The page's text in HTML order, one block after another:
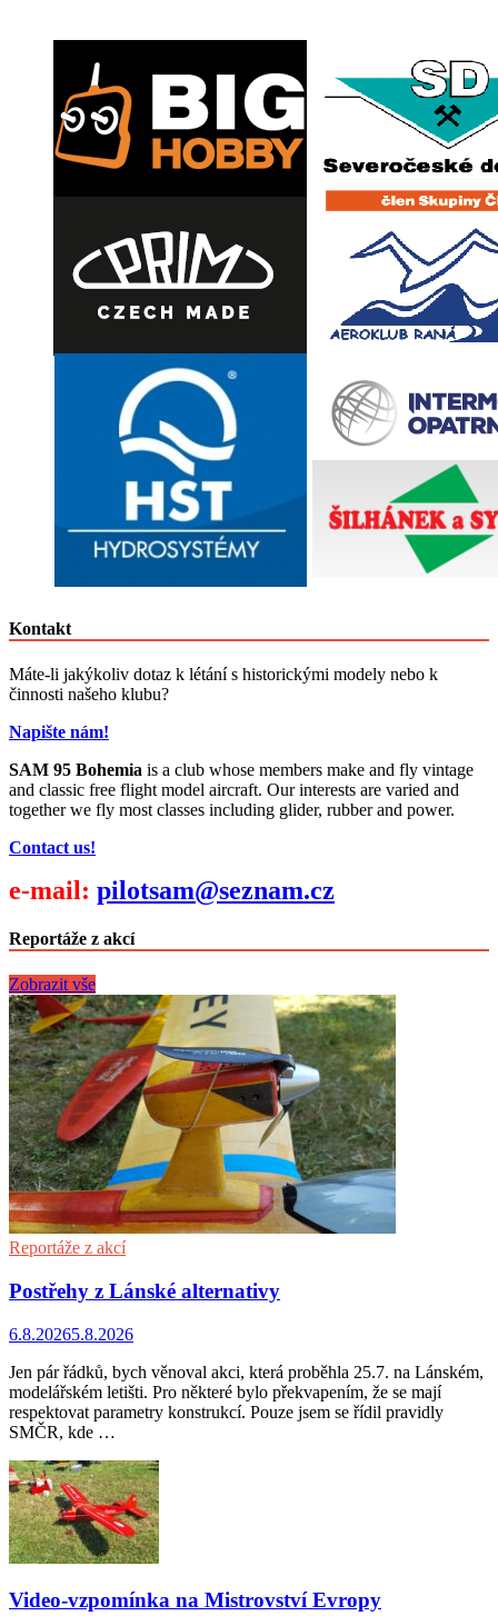
Kontakt
Máte-li jakýkoliv dotaz k létání s historickými modely nebo k
činnosti našeho klubu?
Napište nám!
SAM 95 Bohemia is a club whose members make and fly vintage
and classic free flight model aircraft. Our interests are varied and
together we fly most classes including glider, rubber and power.
Contact us!
e-mail: pilotsam@seznam.cz
Reportáže z akcí
Zobrazit vše
Reportáže z akcí
Postřehy z Lánské alternativy
6.8.20265.8.2026
Jen pár řádků, bych věnoval akci, která proběhla 25.7. na Lánském,
modelářském letišti. Pro některé bylo překvapením, že se mají
respektovat parametry konstrukcí. Pouze jsem se řídil pravidly
SMČR, kde …
Video-vzpomínka na Mistrovství Evropy